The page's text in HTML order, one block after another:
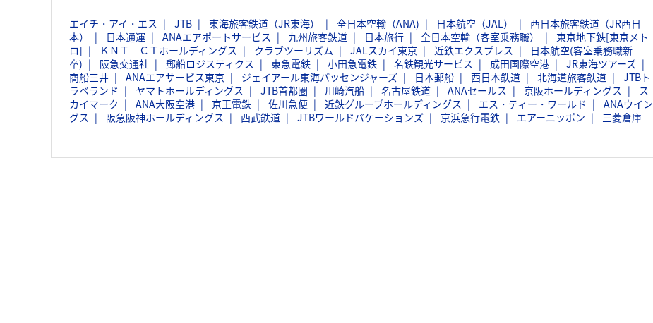
エイチ・アイ・エス JTB 東海旅客鉄道（JR東海） 全日本空輸（ANA) 日本航空（JAL）
西日本旅客鉄道（JR西日
本）
日本通運 ANAエアポートサービス 九州旅客鉄道 日本旅行 全日本空輸（客室乗務職）
東京地下鉄[東京メト
ロ]
ＫＮＴ－ＣＴホールディングス クラブツーリズム JALスカイ東京 近鉄エクスプレス
日本航空(客室乗務職新
卒)
阪急交通社 郵船ロジスティクス 東急電鉄 小田急電鉄 名鉄観光サービス 成田国際空港
JR東海ツアーズ
商船三井
ANAエアサービス東京 ジェイアール東海パッセンジャーズ 日本郵船 西日本鉄道 北海道旅客鉄道
JTBト
ラベランド
ヤマトホールディングス JTB首都圏 川崎汽船 名古屋鉄道 ANAセールス 京阪ホールディングス
ス
カイマーク
ANA大阪空港 京王電鉄 佐川急便 近鉄グループホールディングス エス・ティー・ワールド
ANAウイン
グス
阪急阪神ホールディングス 西武鉄道 JTBワールドバケーションズ 京浜急行電鉄 エアーニッポン 三菱倉庫